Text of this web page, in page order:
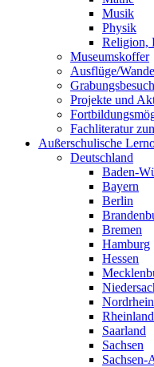
Musik
Physik
Religion,
Museumskoffer
Ausflüge/
Projekte und
Fachliteratur
Außerschulische
Deutschland
Baden-
Bayern
Berlin
Bremen
Hamburg
Hessen
Saarland
Sachsen
Sachsen-